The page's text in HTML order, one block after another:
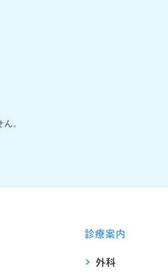
。
診療案内
外科